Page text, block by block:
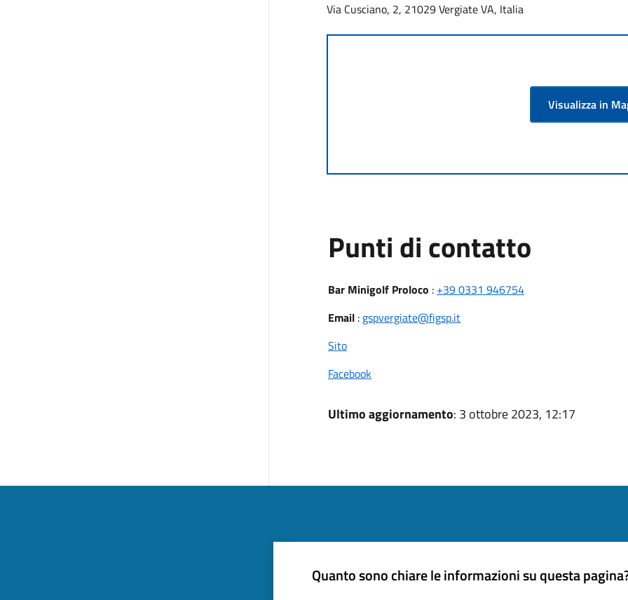
Via Cusciano, 2, 21029 Vergiate VA, Italia
Visualizza in
Punti di contatto
Bar Minigolf Proloco : +39 0331 946754
Email: gspvergiate@figsp.it
Sito
Facebook
Ultimo aggiornamento: 3 ottobre 2023, 12:17
Quanto sono chiare le informazioni su questa